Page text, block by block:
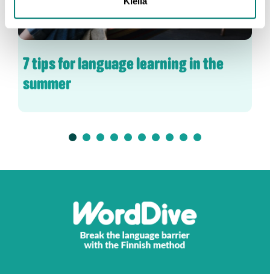
7 tips for language learning in the
summer